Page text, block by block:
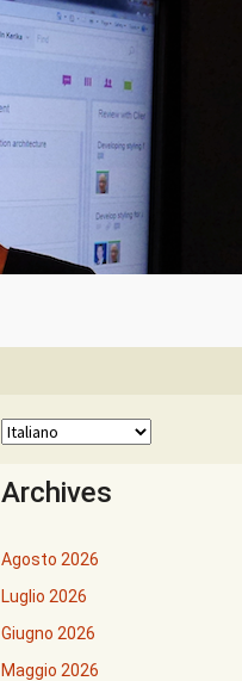
Archives
Agosto 2026
Luglio 2026
Giugno 2026
Maggio 2026